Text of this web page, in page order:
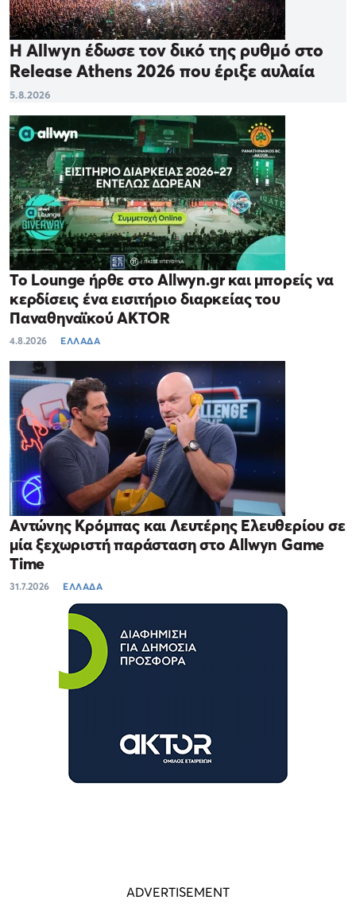
Η Allwyn έδωσε τον δικό της ρυθμό στο
Release Athens 2026 που έριξε αυλαία
5.8.2026
Το Lounge ήρθε στο Allwyn.gr και μπορείς να
κερδίσεις ένα εισιτήριο διαρκείας του
Παναθηναϊκού AKTOR
4.8.2026 ΕΛΛΑΔΑ
Αντώνης Κρόμπας και Λευτέρης Ελευθερίου σε
μία ξεχωριστή παράσταση στο Allwyn Game
Time
31.7.2026 ΕΛΛΑΔΑ